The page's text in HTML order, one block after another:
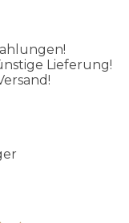
Lieferung!